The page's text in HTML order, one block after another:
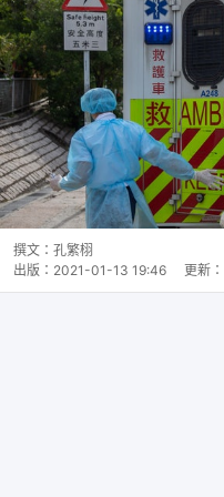
撰文： 孔繁栩
出版： 2021-01-13 19:46 更新：